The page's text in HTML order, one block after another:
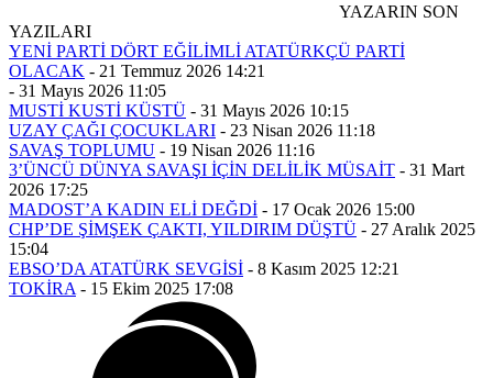
YAZARIN SON
YAZILARI
YENİ PARTİ DÖRT EĞİLİMLİ ATATÜRKÇÜ PARTİ
OLACAK - 21 Temmuz 2026 14:21
- 31 Mayıs 2026 11:05
MUSTİ KUSTİ KÜSTÜ - 31 Mayıs 2026 10:15
UZAY ÇAĞI ÇOCUKLARI - 23 Nisan 2026 11:18
SAVAŞ TOPLUMU - 19 Nisan 2026 11:16
3’ÜNCÜ DÜNYA SAVAŞI İÇİN DELİLİK MÜSAİT - 31 Mart
2026 17:25
MADOST’A KADIN ELİ DEĞDİ - 17 Ocak 2026 15:00
CHP’DE ŞİMŞEK ÇAKTI, YILDIRIM DÜŞTÜ - 27 Aralık 2025
15:04
EBSO’DA ATATÜRK SEVGİSİ - 8 Kasım 2025 12:21
TOKİRA - 15 Ekim 2025 17:08